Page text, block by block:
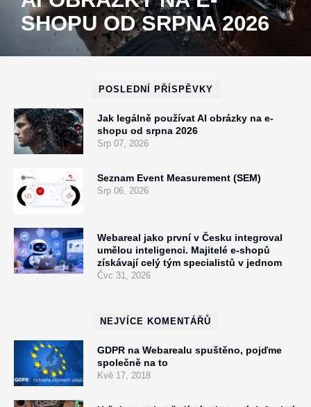
SHOPU OD SRPNA 2026
POSLEDNÍ PŘÍSPĚVKY
Jak legálně používat AI obrázky na e-
shopu od srpna 2026
Srp 07, 2026
Seznam Event Measurement (SEM)
Srp 06, 2026
Webareal jako první v Česku integroval
umělou inteligenci. Majitelé e-shopů
získávají celý tým specialistů v jednom
Čvc 31, 2026
NEJVÍCE KOMENTÁŘŮ
GDPR na Webarealu spuštěno, pojďme
společně na to
Kvě 17, 2018